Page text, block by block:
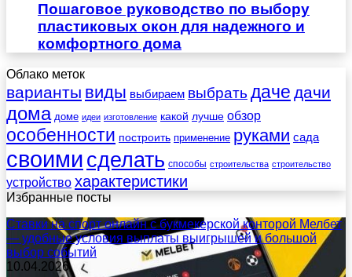
Пошаговое руководство по выбору
пластиковых окон для надежного и
комфортного дома
Облако меток
варианты виды выбираем выбрать даче дачи
дома доме идеи изготовление какой лучше обзор
особенности построить применение руками сада
своими сделать способы строительства строительство
устройство характеристики
Избранные посты
Ставки на спорт онлайн с букмекерской конторой Мелбет
— удобные условия выплаты выигрышей и большой
выбор событий
10.04.2026